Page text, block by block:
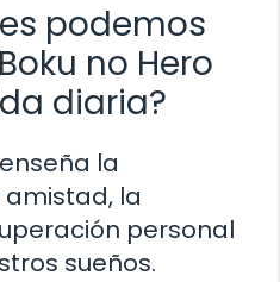
podemos
no Hero
diaria?
la
la
personal
sueños.